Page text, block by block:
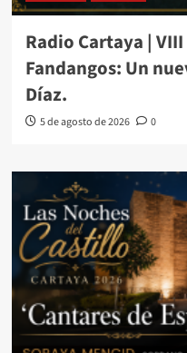
Radio Cartaya |
Fandangos: Un
Díaz.
5 de agosto de 2026 0